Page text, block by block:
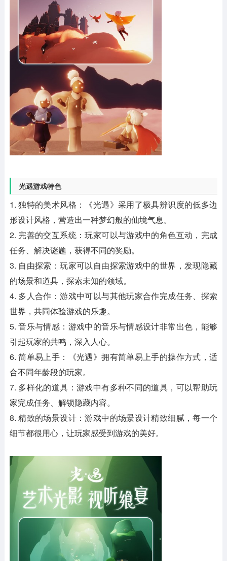
光遇游戏特色
1. 独特的美术风格：《光遇》采用了极具辨识度的低多边
形设计风格，营造出一种梦幻般的仙境气息。
2. 完善的交互系统：玩家可以与游戏中的角色互动，完成
任务、解决谜题，获得不同的奖励。
3. 自由探索：玩家可以自由探索游戏中的世界，发现隐藏
的场景和道具，探索未知的领域。
4. 多人合作：游戏中可以与其他玩家合作完成任务、探索
世界，共同体验游戏的乐趣。
5. 音乐与情感：游戏中的音乐与情感设计非常出色，能够
引起玩家的共鸣，深入人心。
6. 简单易上手：《光遇》拥有简单易上手的操作方式，适
合不同年龄段的玩家。
7. 多样化的道具：游戏中有多种不同的道具，可以帮助玩
家完成任务、解锁隐藏内容。
8. 精致的场景设计：游戏中的场景设计精致细腻，每一个
细节都很用心，让玩家感受到游戏的美好。